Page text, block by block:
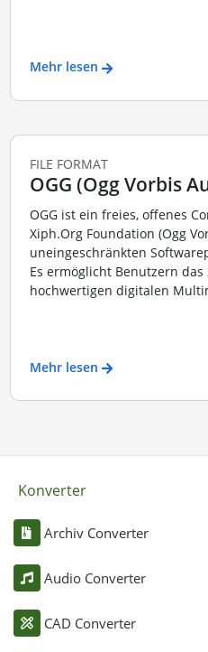
Mehr lesen
FILE FORMAT
OGG (Ogg Vorbis
OGG ist ein freies, offenes
Xiph.Org Foundation (Ogg
uneingeschränkten
Es ermöglicht Benutzern
hochwertigen digitalen
Mehr lesen
Konverter
Archiv Converter
Audio Converter
CAD Converter